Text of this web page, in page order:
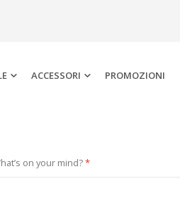
ACCESSORI PROMOZIONI
on your mind?